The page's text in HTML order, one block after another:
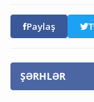
Paylaş
ŞƏRHLƏR